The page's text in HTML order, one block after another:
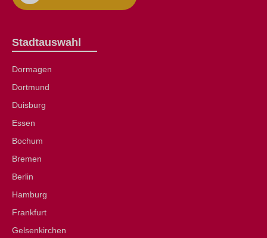
Stadtauswahl
Dormagen
Dortmund
Duisburg
Essen
Bochum
Bremen
Berlin
Hamburg
Frankfurt
Gelsenkirchen